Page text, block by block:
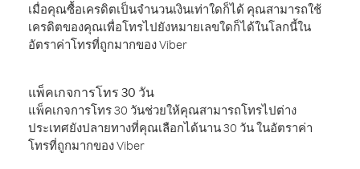
เมื่อคุณซื้อเครดิตเป็นจำนวนเงินเท่าใดก็ได้ คุณสามารถใช้
เครดิตของคุณเพื่อโทรไปยังหมายเลขใดก็ได้ในโลกนี้ใน
อัตราค่าโทรที่ถูกมากของ Viber
แพ็คเกจการโทร 30 วัน
แพ็คเกจการโทร 30 วันช่วยให้คุณสามารถโทรไปต่าง
ประเทศยังปลายทางที่คุณเลือกได้นาน 30 วัน ในอัตราค่า
โทรที่ถูกมากของ Viber